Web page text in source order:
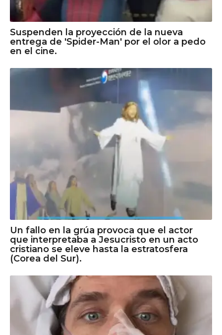
Suspenden la proyección de la nueva
entrega de 'Spider-Man' por el olor a pedo
en el cine.
Un fallo en la grúa provoca que el actor
que interpretaba a Jesucristo en un acto
cristiano se eleve hasta la estratosfera
(Corea del Sur).